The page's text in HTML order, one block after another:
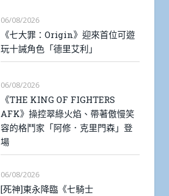
06/08/2026
《七大罪：Origin》迎來首位可遊
玩十誡角色「德里艾利」
06/08/2026
《THE KING OF FIGHTERS
AFK》操控翠綠火焰、帶著傲慢笑
容的格鬥家「阿修．克里門森」登
場
06/08/2026
[死神]東永降臨《七騎士